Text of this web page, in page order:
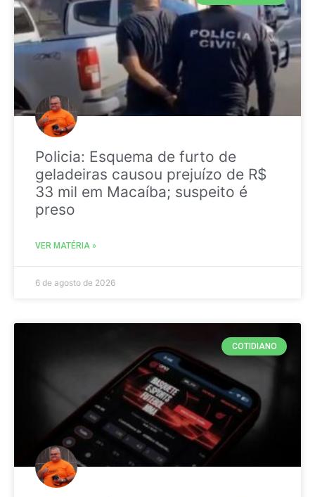
Policia: Esquema de furto de
geladeiras causou prejuízo de R$
33 mil em Macaíba; suspeito é
preso
VER MATÉRIA »
6 de agosto de 2026
COTIDIANO